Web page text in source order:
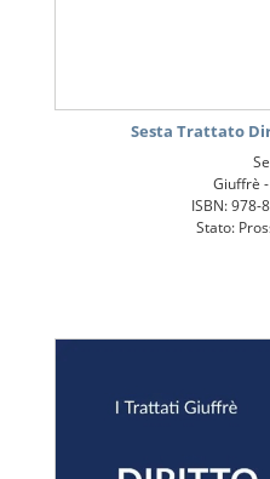
Sesta Trattato
Giuffrè -
ISBN: 978-
Stato: